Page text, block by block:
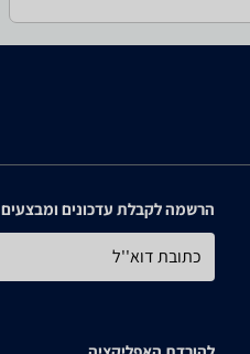
הרשמה לקבלת עדכונים ומבצעים
כתובת דוא''ל